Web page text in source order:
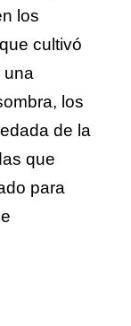
los
cultivó
una
los
de la
que
para